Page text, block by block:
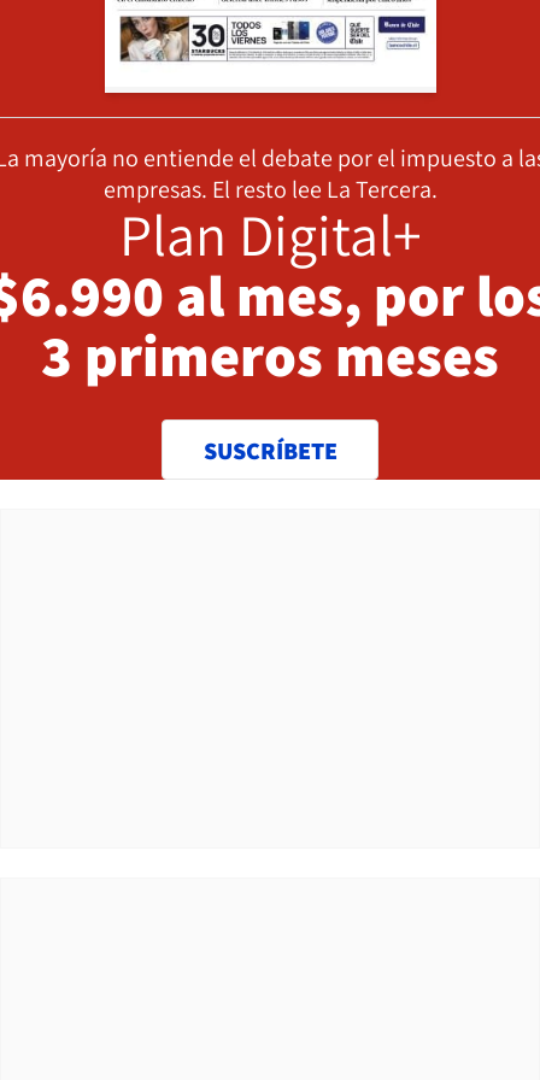
mayoría no entiende el debate por el impuesto a
empresas. El resto lee La Tercera.
Plan Digital+
al mes, por
3 primeros meses
SUSCRÍBETE